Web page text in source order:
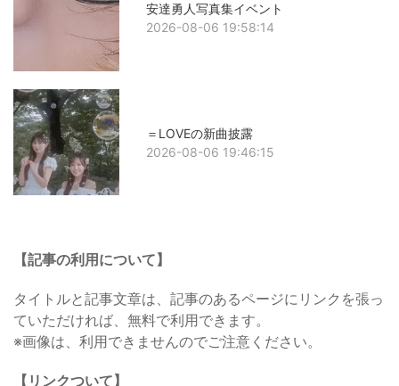
安達勇人写真集イベント
2026-08-06 19:58:14
＝LOVEの新曲披露
2026-08-06 19:46:15
【記事の利用について】
タイトルと記事文章は、記事のあるページにリンクを張っ
ていただければ、無料で利用できます。
※画像は、利用できませんのでご注意ください。
【リンクついて】